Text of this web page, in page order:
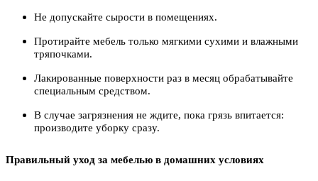
Не допускайте сырости в помещениях.
Протирайте мебель только мягкими сухими и влажными
тряпочками.
Лакированные поверхности раз в месяц обрабатывайте
специальным средством.
В случае загрязнения не ждите, пока грязь впитается:
производите уборку сразу.
Правильный уход за мебелью в домашних условиях